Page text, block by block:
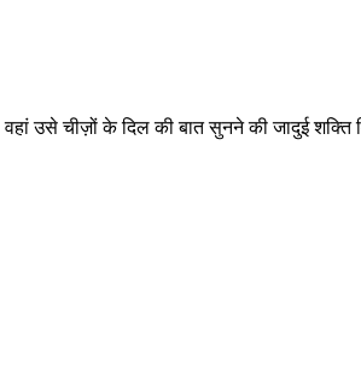
उसे चीज़ों के दिल की बात सुनने की जादुई